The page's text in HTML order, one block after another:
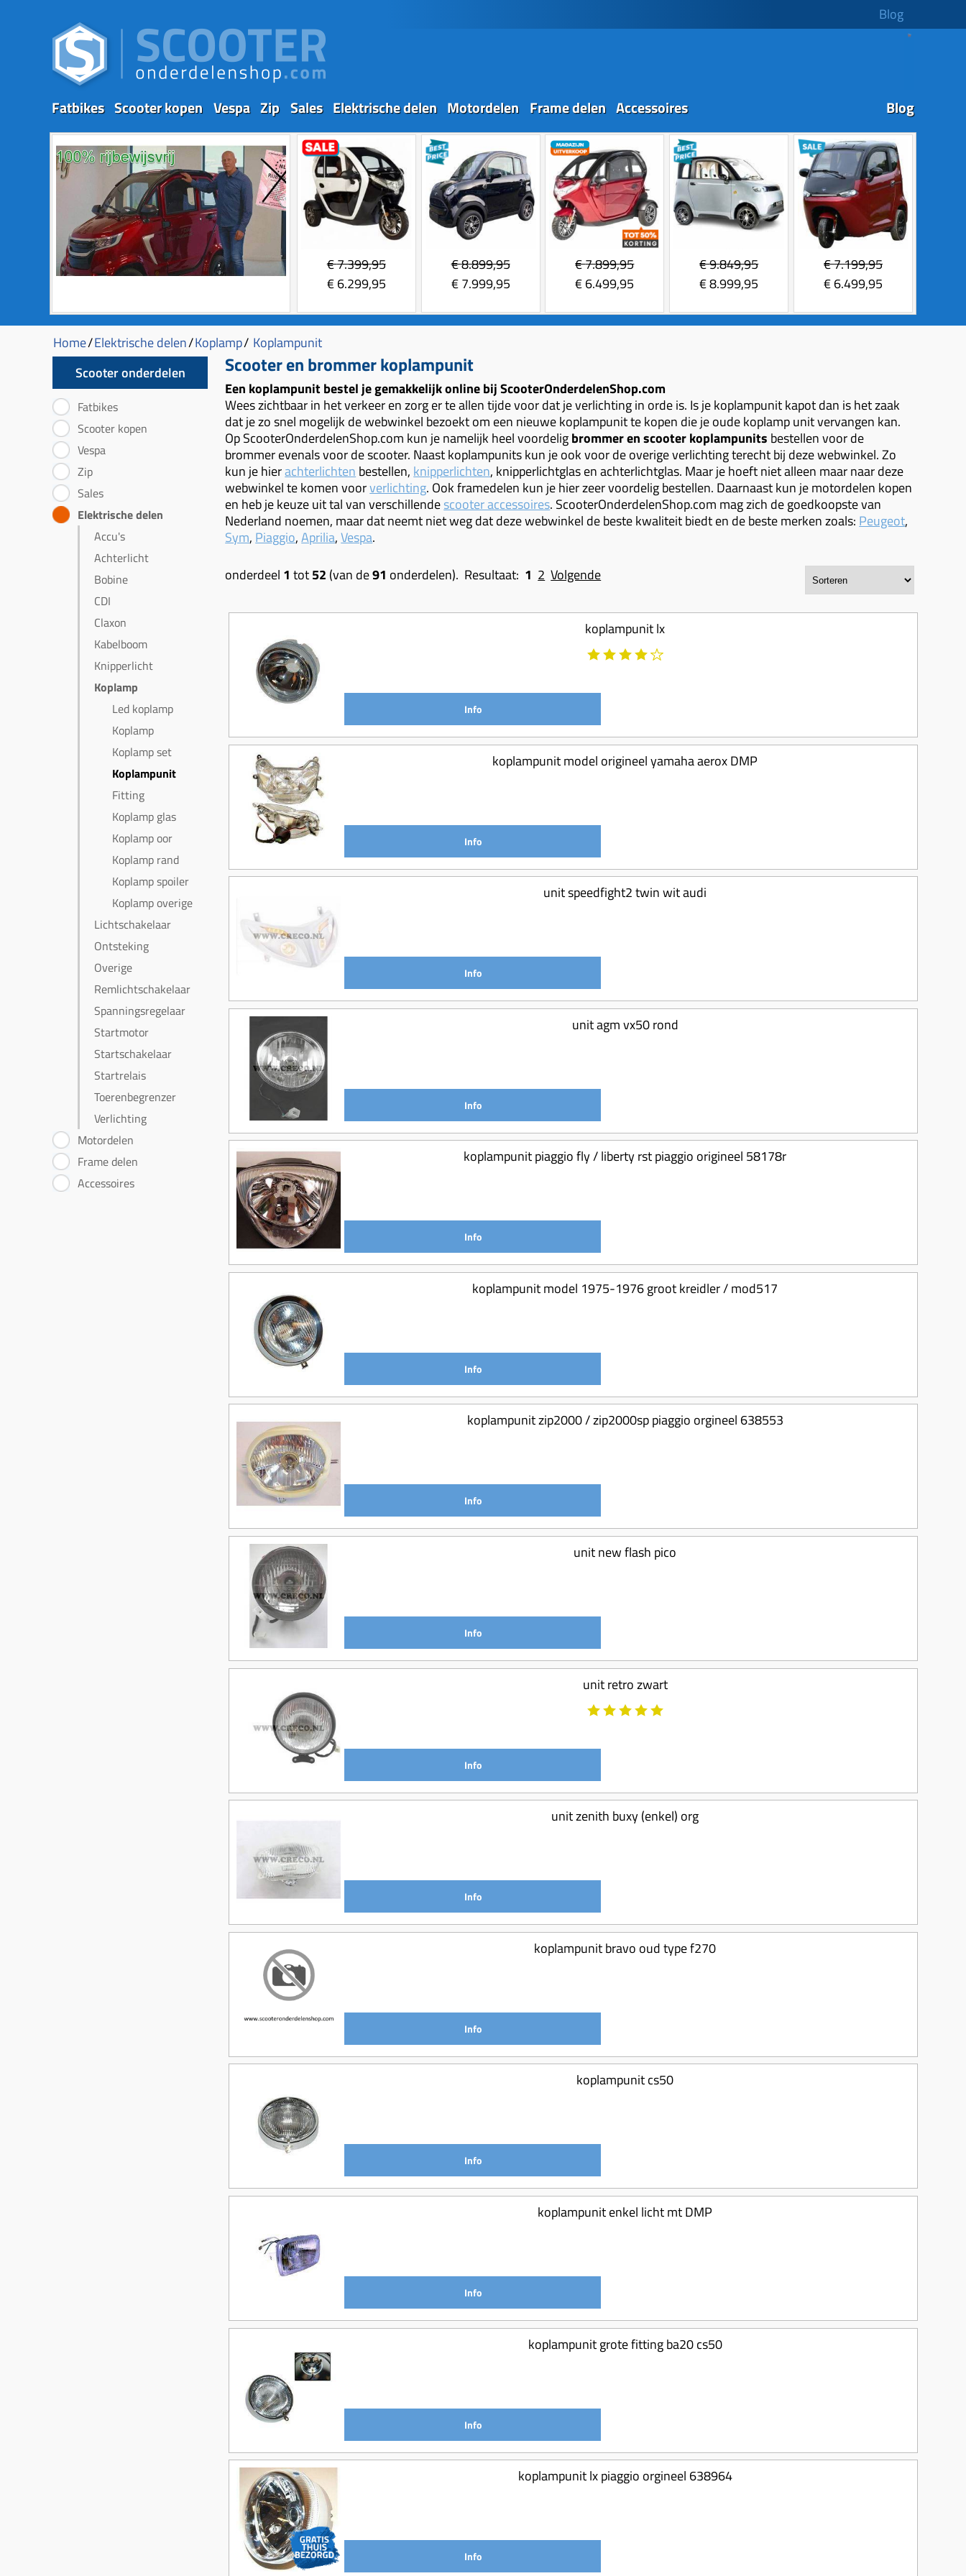
Blog
Fatbikes Scooter kopen Vespa Zip Sales Elektrische delen Motordelen Frame delen Accessoires Blog
€7.399,95
€6.299,95
€8.899,95
€7.999,95
€7.899,95
€6.499,95
€9.849,95
€8.999,95
€7.199,95
€6.499,95
Home/Elektrische delen/Koplamp/ Koplampunit
Scooter onderdelen
Fatbikes
Scooter kopen
Vespa
Zip
Sales
Elektrische delen
Accu's
Achterlicht
Bobine
CDI
Claxon
Kabelboom
Knipperlicht
Koplamp
Led koplamp
Koplamp
Koplamp set
Koplampunit
Fitting
Koplamp glas
Koplamp oor
Koplamp rand
Koplamp spoiler
Koplamp overige
Lichtschakelaar
Ontsteking
Overige
Remlichtschakelaar
Spanningsregelaar
Startmotor
Startschakelaar
Startrelais
Toerenbegrenzer
Verlichting
Motordelen
Frame delen
Accessoires
Scooter en brommer koplampunit
Een koplampunit bestel je gemakkelijk online bij ScooterOnderdelenShop.com
Wees zichtbaar in het verkeer en zorg er te allen tijde voor dat je verlichting in orde is. Is je koplampunit kapot dan is het zaak
dat je zo snel mogelijk de webwinkel bezoekt om een nieuwe koplampunit te kopen die je oude koplamp unit vervangen kan.
Op ScooterOnderdelenShop.com kun je namelijk heel voordeligbrommer en scooter koplampunits bestellen voor de
brommer evenals voor de scooter. Naast koplampunits kun je ook voor de overige verlichting terecht bij deze webwinkel. Zo
kun je hierachterlichten bestellen, knipperlichten, knipperlichtglas en achterlichtglas. Maar je hoeft niet alleen maar naar deze
webwinkel te komen voorverlichting. Ook framedelen kun je hier zeer voordelig bestellen. Daarnaast kun je motordelen kopen
en heb je keuze uit tal van verschillendescooter accessoires. ScooterOnderdelenShop.com mag zich de goedkoopste van
Nederland noemen, maar dat neemt niet weg dat deze webwinkel de beste kwaliteit biedt en de beste merken zoals: Peugeot,
Sym, Piaggio,Aprilia,Vespa.
onderdeel 1 tot52 (van de91 onderdelen). Resultaat: 1 2 Volgende
koplampunit lx
Info
koplampunit model origineel yamaha aerox DMP
Info
unit speedfight2 twin wit audi
Info
unit agm vx50 rond
Info
koplampunit piaggio fly / liberty rst piaggio origineel 58178r
Info
koplampunit model 1975-1976 groot kreidler / mod517
Info
koplampunit zip2000 / zip2000sp piaggio orgineel 638553
Info
unit new flash pico
Info
unit retro zwart
Info
unit zenith buxy (enkel) org
Info
koplampunit bravo oud type f270
Info
koplampunit cs50
Info
koplampunit enkel licht mt DMP
Info
koplampunit grote fitting ba20 cs50
Info
koplampunit lx piaggio orgineel 638964
Info